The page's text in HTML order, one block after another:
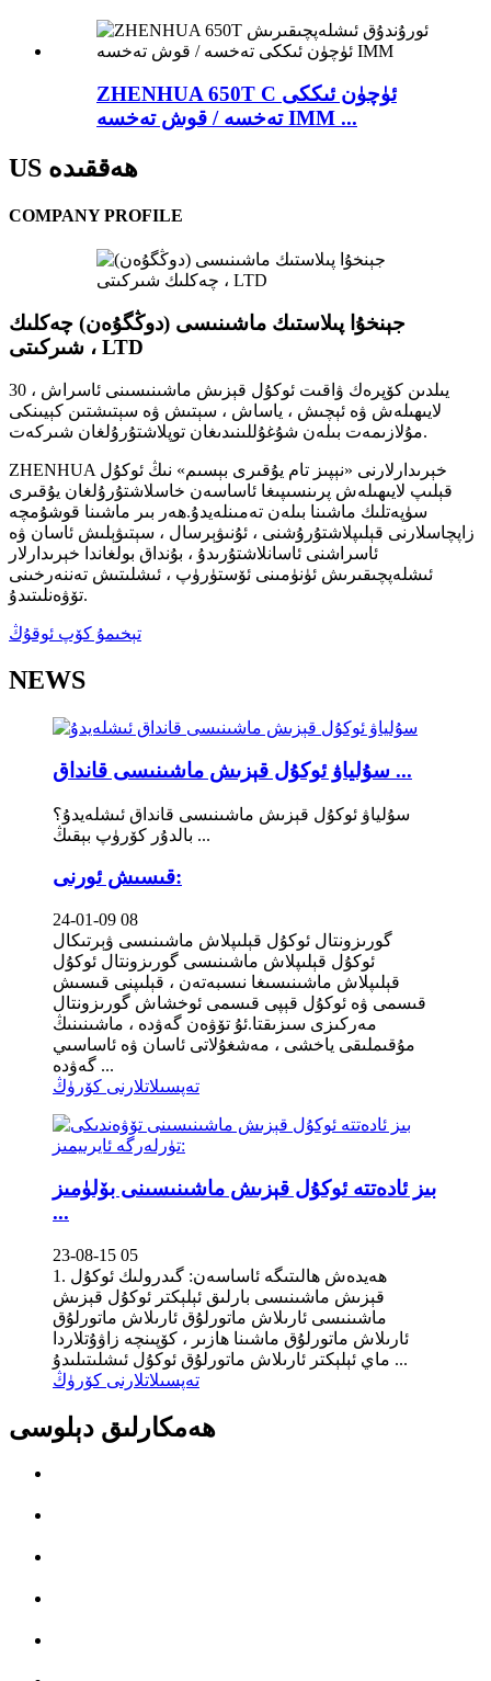
ZHENHUA 650T C ئۈچۈن ئىككى
تەخسە / قوش تەخسە IMM ...
US ھەققىدە
COMPANY PROFILE
جېنخۇا پىلاستىك ماشىنىسى (دوڭگۇەن) چەكلىك
شىركىتى ، LTD
30 يىلدىن كۆپرەك ۋاقىت ئوكۇل قېزىش ماشىنىسىنى ئاسراش ،
لايىھىلەش ۋە ئېچىش ، ياساش ، سېتىش ۋە سېتىشتىن كېيىنكى
مۇلازىمەت بىلەن شۇغۇللىنىدىغان توپلاشتۇرۇلغان شىركەت.
ZHENHUA خېرىدارلارنى «نېپىز تام يۇقىرى بېسىم» نىڭ ئوكۇل
قېلىپ لايىھىلەش پرىنسىپىغا ئاساسەن خاسلاشتۇرۇلغان يۇقىرى
سۈپەتلىك ماشىنا بىلەن تەمىنلەيدۇ.ھەر بىر ماشىنا قوشۇمچە
زاپچاسلارنى قېلىپلاشتۇرۇشنى ، ئۇنىۋېرسال ، سېتىۋېلىش ئاسان ۋە
ئاسراشنى ئاسانلاشتۇرىدۇ ، بۇنداق بولغاندا خېرىدارلار
ئىشلەپچىقىرىش ئۈنۈمىنى ئۆستۈرۈپ ، ئىشلىتىش تەننەرخىنى
تۆۋەنلىتىدۇ.
تېخىمۇ كۆپ ئوقۇڭ
NEWS
سۇلياۋ ئوكۇل قېزىش ماشىنىسى قانداق ...
سۇلياۋ ئوكۇل قېزىش ماشىنىسى قانداق ئىشلەيدۇ؟
بالدۇر كۆرۈپ بېقىڭ ...
قىسىش ئورنى:
24-01-09 08
گورىزونتال ئوكۇل قېلىپلاش ماشىنىسى ۋېرتىكال
ئوكۇل قېلىپلاش ماشىنىسى گورىزونتال ئوكۇل
قېلىپلاش ماشىنىسىغا نىسبەتەن ، قېلىپنى قىسىش
قىسمى ۋە ئوكۇل قېپى قىسمى ئوخشاش گورىزونتال
مەركىزى سىزىقتا.ئۇ تۆۋەن گەۋدە ، ماشىنىنىڭ
مۇقىملىقى ياخشى ، مەشغۇلاتى ئاسان ۋە ئاساسىي
گەۋدە ...
تەپسىلاتلارنى كۆرۈڭ
بىز ئادەتتە ئوكۇل قېزىش ماشىنىسىنى بۆلۈمىز
...
23-08-15 05
1. ھەيدەش ھالىتىگە ئاساسەن: گىدرولىك ئوكۇل
قېزىش ماشىنىسى بارلىق ئېلېكتر ئوكۇل قېزىش
ماشىنىسى ئارىلاش ماتورلۇق ئارىلاش ماتورلۇق
ئارىلاش ماتورلۇق ماشىنا ھازىر ، كۆپىنچە زاۋۇتلاردا
ماي ئېلېكتر ئارىلاش ماتورلۇق ئوكۇل ئىشلىتىلىدۇ ...
تەپسىلاتلارنى كۆرۈڭ
ھەمكارلىق دېلوسى